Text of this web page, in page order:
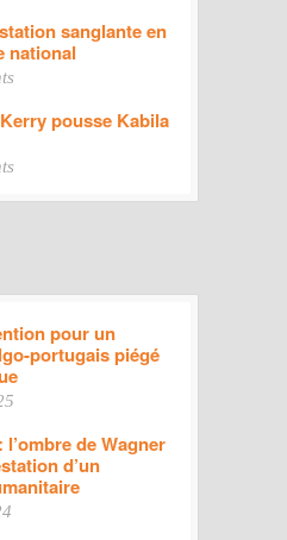
sanglante en
national
pousse Kabila
pour un
portugais piégé
de Wagner
d’un